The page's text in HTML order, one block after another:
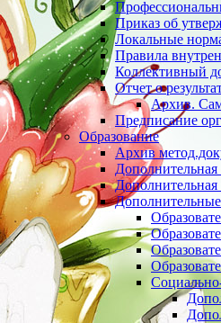
Приказ об
Локальные
Правила
Коллективный
Отчет о
Архив.
Предписание
Образование
Архив